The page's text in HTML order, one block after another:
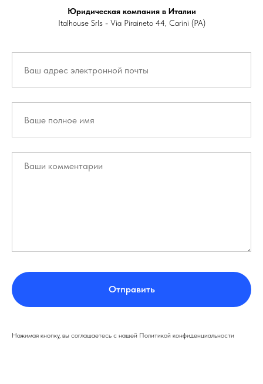
Юридическая компания в Италии
Italhouse Srls - Via Piraineto 44, Carini (PA)
Отправить
Нажимая кнопку, вы соглашаетесь с нашей Политикой конфиденциальности